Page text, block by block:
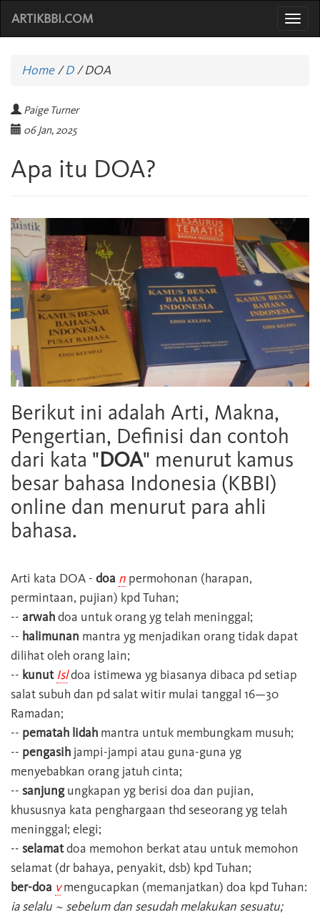
ARTIKBBI.COM
Home/D /DOA
Paige Turner
06 Jan, 2025
Apa itu DOA?
Berikut ini adalah Arti, Makna,
Pengertian, Definisi dan contoh
dari kata "DOA" menurut kamus
besar bahasa Indonesia (KBBI)
online dan menurut para ahli
bahasa.
Arti kata DOA - doa n permohonan (harapan,
permintaan, pujian) kpd Tuhan;
-- arwahdoa untuk orang yg telah meninggal;
-- halimunan mantra yg menjadikan orang tidak dapat
dilihat oleh orang lain;
-- kunut Isldoa istimewa yg biasanya dibaca pd setiap
salat subuh dan pd salat witir mulai tanggal 16—30
Ramadan;
-- pematah lidah mantra untuk membungkam musuh;
-- pengasih jampi-jampi atau guna-guna yg
menyebabkan orang jatuh cinta;
-- sanjungungkapan yg berisi doa dan pujian,
khususnya kata penghargaan thd seseorang yg telah
meninggal; elegi;
-- selamatdoa memohon berkat atau untuk memohon
selamat (dr bahaya, penyakit, dsb) kpd Tuhan;
ber-doa vmengucapkan (memanjatkan) doa kpd Tuhan:
ia selalu ~ sebelum dan sesudah melakukan sesuatu;